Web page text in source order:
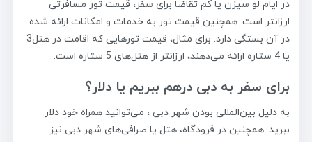
در ایام لو سیزن یا کم تقاضا برای سفر، قیمت‌ تور مسافرتی
ارزانتر است. همچنین قیمت تور به خدمات و امکانات ارائه شده
در آن بستگی دارد. برای مثال، قیمت تورهایی که اقامت در هتل3
یا 4 ستاره ارائه می‌دهند، ارزانتر از هتل‌های 5 ستاره است.
برای سفر به دبی درهم ببریم یا دلار؟
به دلیل بین‌المللی بودن شهر دبی ، می‌توانید همراه خود دلار
ببرید. همچنین در فرودگاه، هتل یا صرافی‌های شهر دبی نیز